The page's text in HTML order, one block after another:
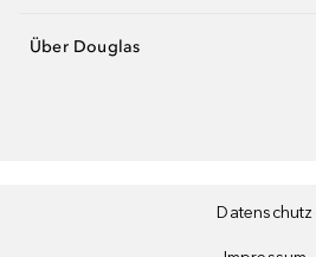
Über Douglas
Datenschutz